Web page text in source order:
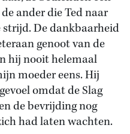
ander die Ted naar
strijd. De dankbaarheid
genoot van de
hij nooit helemaal
moeder eens. Hij
omdat de Slag
de bevrijding nog
had laten wachten.